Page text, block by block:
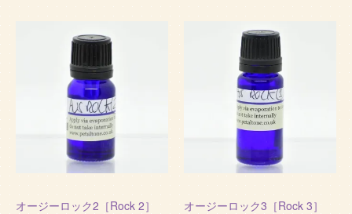
オージーロック2［Rock 2］
オージーロック3［Rock 3］